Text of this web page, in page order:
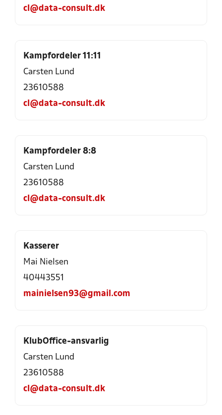
cl@data-consult.dk
Kampfordeler 11:11
Carsten Lund
23610588
cl@data-consult.dk
Kampfordeler 8:8
Carsten Lund
23610588
cl@data-consult.dk
Kasserer
Mai Nielsen
40443551
mainielsen93@gmail.com
KlubOffice-ansvarlig
Carsten Lund
23610588
cl@data-consult.dk